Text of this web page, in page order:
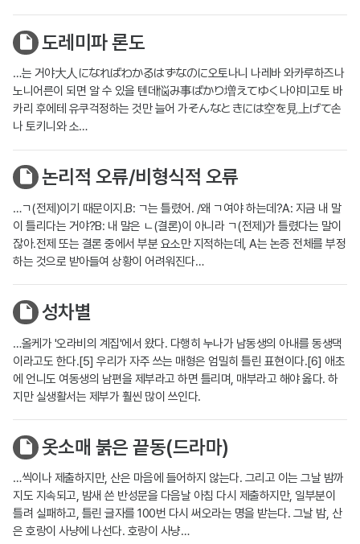
도레미파 론도
…는 거야大人になればわかるはずなのに오토나니 나레바 와카루하즈나
노니어른이 되면 알 수 있을 텐데悩み事ばかり増えてゆく나야미고토 바
카리 후에테 유쿠걱정하는 것만 늘어 가そんなときには空を見上げて손
나 토키니와 소…
논리적 오류/비형식적 오류
…ㄱ(전제)이기 때문이지.B: ㄱ는 틀렸어. /왜 ㄱ여야 하는데?A: 지금 내 말
이 틀리다는 거야?B: 내 말은 ㄴ(결론)이 아니라 ㄱ(전제)가 틀렸다는 말이
잖아.전제 또는 결론 중에서 부분 요소만 지적하는데, A는 논증 전체를 부정
하는 것으로 받아들여 상황이 어려워진다…
성차별
…올케가 '오라비의 계집'에서 왔다. 다행히 누나가 남동생의 아내를 동생댁
이라고도 한다.[5] 우리가 자주 쓰는 매형은 엄밀히 틀린 표현이다.[6] 애초
에 언니도 여동생의 남편을 제부라고 하면 틀리며, 매부라고 해야 옳다. 하
지만 실생활서는 제부가 훨씬 많이 쓰인다.
옷소매 붉은 끝동(드라마)
…씩이나 제출하지만, 산은 마음에 들어하지 않는다. 그리고 이는 그날 밤까
지도 지속되고, 밤새 쓴 반성문을 다음날 아침 다시 제출하지만, 일부분이
틀려 실패하고, 틀린 글자를 100번 다시 써오라는 명을 받는다. 그날 밤, 산
은 호랑이 사냥에 나선다. 호랑이 사냥…